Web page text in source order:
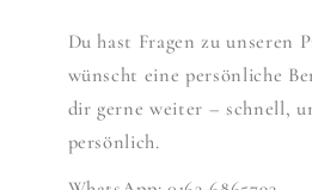
Du hast Fragen zu unseren
wünscht eine persönliche
dir gerne weiter – schnell,
persönlich.